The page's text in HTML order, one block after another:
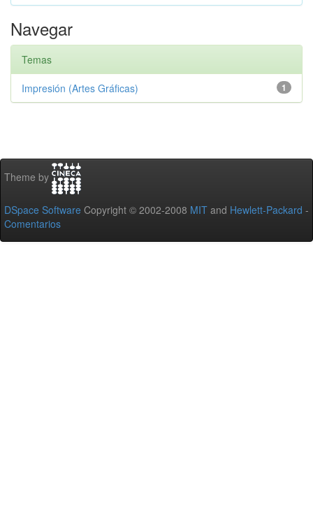
Navegar
Temas
1
Impresión (Artes Gráficas)
Theme by
DSpace Software Copyright © 2002-2008 MIT and Hewlett-Packard -
Comentarios